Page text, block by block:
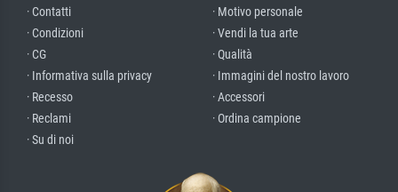
· Contatti
· Condizioni
· CG
· Informativa sulla privacy
· Recesso
· Reclami
· Su di noi
· Motivo personale
· Vendi la tua arte
· Qualità
· Immagini del nostro lavoro
· Accessori
· Ordina campione